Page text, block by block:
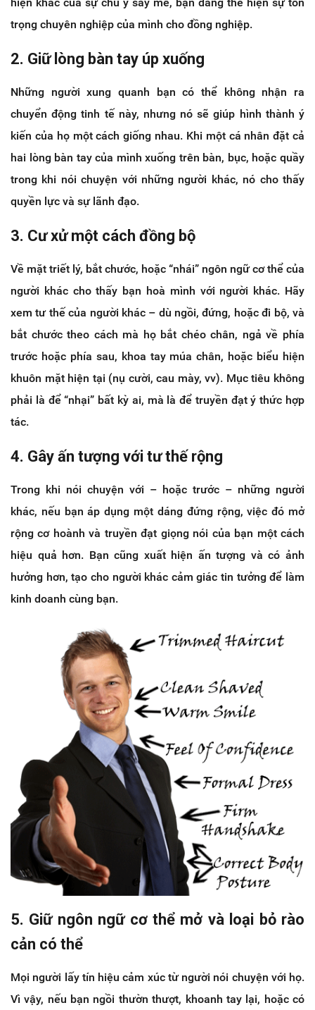
trọng chuyên nghiệp của mình cho đồng nghiệp.
2. Giữ lòng bàn tay úp xuống
Những người xung quanh bạn có thể không nhận ra
chuyển động tinh tế này, nhưng nó sẽ giúp hình thành ý
kiến của họ một cách giống nhau. Khi một cá nhân đặt cả
hai lòng bàn tay của mình xuống trên bàn, bục, hoặc quầy
trong khi nói chuyện với những người khác, nó cho thấy
quyền lực và sự lãnh đạo.
3. Cư xử một cách đồng bộ
Về mặt triết lý, bắt chước, hoặc “nhái” ngôn ngữ cơ thể của
người khác cho thấy bạn hoà mình với người khác. Hãy
xem tư thế của người khác – dù ngồi, đứng, hoặc đi bộ, và
bắt chước theo cách mà họ bắt chéo chân, ngả về phía
trước hoặc phía sau, khoa tay múa chân, hoặc biểu hiện
khuôn mặt hiện tại (nụ cười, cau mày, vv). Mục tiêu không
phải là để “nhại” bất kỳ ai, mà là để truyền đạt ý thức hợp
tác.
4. Gây ấn tượng với tư thế rộng
Trong khi nói chuyện với – hoặc trước – những người
khác, nếu bạn áp dụng một dáng đứng rộng, việc đó mở
rộng cơ hoành và truyền đạt giọng nói của bạn một cách
hiệu quả hơn. Bạn cũng xuất hiện ấn tượng và có ảnh
hưởng hơn, tạo cho người khác cảm giác tin tưởng để làm
kinh doanh cùng bạn.
5. Giữ ngôn ngữ cơ thể mở và loại bỏ rào
cản có thể
Mọi người lấy tín hiệu cảm xúc từ người nói chuyện với họ.
Vì vậy, nếu bạn ngồi thườn thượt, khoanh tay lại, hoặc có